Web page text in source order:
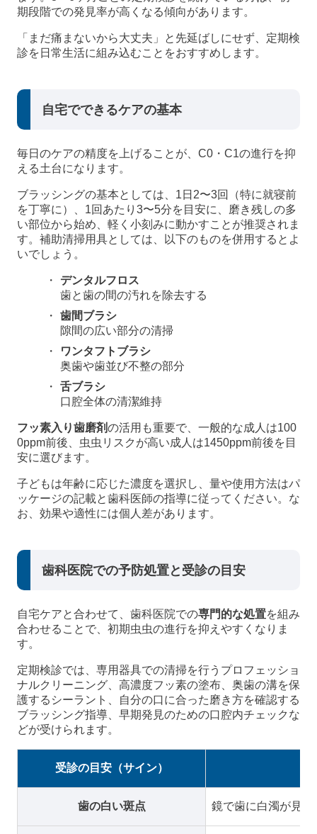
期段階での発見率が高くなる傾向があります。
「まだ痛まないから大丈夫」と先延ばしにせず、定期検
診を日常生活に組み込むことをおすすめします。
自宅でできるケアの基本
毎日のケアの精度を上げることが、C0・C1の進行を抑
える土台になります。
ブラッシングの基本としては、1日2〜3回（特に就寝前
を丁寧に）、1回あたり3〜5分を目安に、磨き残しの多
い部位から始め、軽く小刻みに動かすことが推奨されま
す。補助清掃用具としては、以下のものを併用するとよ
いでしょう。
デンタルフロス
歯と歯の間の汚れを除去する
歯間ブラシ
隙間の広い部分の清掃
ワンタフトブラシ
奥歯や歯並び不整の部分
舌ブラシ
口腔全体の清潔維持
フッ素入り歯磨剤の活用も重要で、一般的な成人は100
0ppm前後、虫虫リスクが高い成人は1450ppm前後を目
安に選びます。
子どもは年齢に応じた濃度を選択し、量や使用方法はパ
ッケージの記載と歯科医師の指導に従ってください。な
お、効果や適性には個人差があります。
歯科医院での予防処置と受診の目安
自宅ケアと合わせて、歯科医院での専門的な処置を組み
合わせることで、初期虫虫の進行を抑えやすくなりま
す。
定期検診では、専用器具での清掃を行うプロフェッショ
ナルクリーニング、高濃度フッ素の塗布、奥歯の溝を保
護するシーラント、自分の口に合った磨き方を確認する
ブラッシング指導、早期発見のための口腔内チェックな
どが受けられます。
受診の目安（サイン）
歯の白い斑点 鏡で歯に白濁が見え